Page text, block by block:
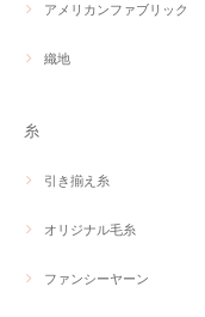
アメリカンファブリック
織地
糸
引き揃え糸
オリジナル毛糸
ファンシーヤーン